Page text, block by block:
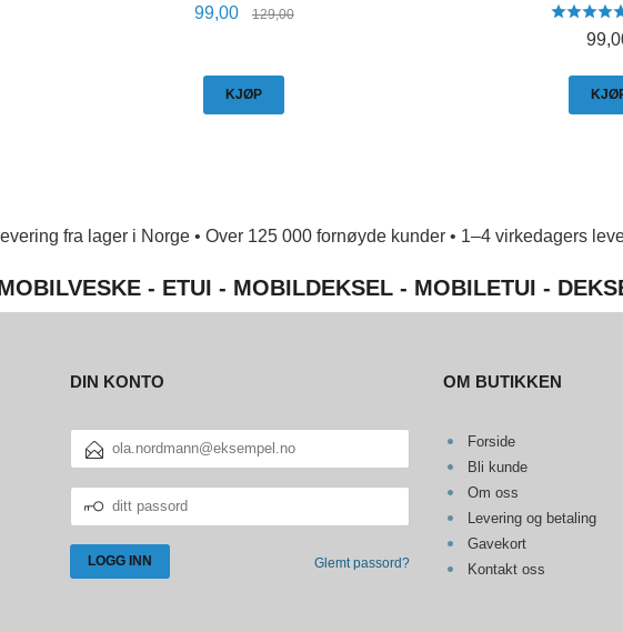
Tilbud
99,00 129,00Rabatt
KJØP
Pris
fra lager i Norge • Over 125 000 fornøyde kunder • 1–4 virkedagers
- ETUI - MOBILDEKSEL - MOBILETUI -
DIN KONTO
POSTADRESSE
PASSORD
Glemt passord?
OM BUTIKKEN
Forside
Bli kunde
Om oss
Levering og betaling
Gavekort
Kontakt oss